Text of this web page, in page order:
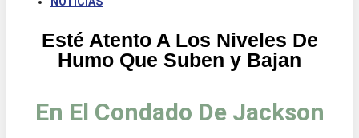
Esté Atento A Los Niveles De
Humo Que Suben y Bajan
En El Condado De Jackson